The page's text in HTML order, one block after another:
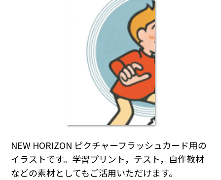
NEW HORIZON ピクチャーフラッシュカード用の
イラストです。学習プリント，テスト，自作教材
などの素材としてもご活用いただけます。